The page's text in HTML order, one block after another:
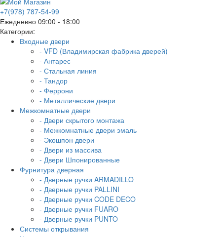
+7(978) 787-54-99
Ежедневно 09:00 - 18:00
Категории:
Входные двери
- VFD (Владимирская фабрика дверей)
- Антарес
- Стальная линия
- Тандор
- Феррони
- Металлические двери
Межкомнатные двери
- Двери скрытого монтажа
- Межкомнатные двери эмаль
- Экошпон двери
- Двери из массива
- Двери Шпонированные
Фурнитура дверная
- Дверные ручки ARMADILLO
- Дверные ручки PALLINI
- Дверные ручки CODE DECO
- Дверные ручки FUARO
- Дверные ручки PUNTO
Системы открывания